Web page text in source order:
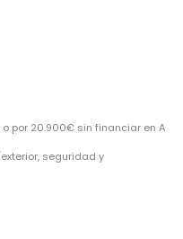
o por 20.900€ sin financiar en A
seguridad y